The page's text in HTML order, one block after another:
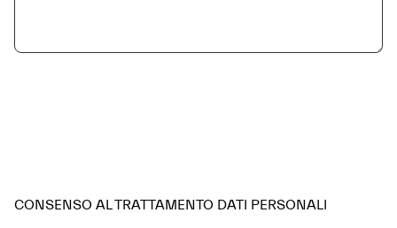
CONSENSO AL TRATTAMENTO DATI PERSONALI